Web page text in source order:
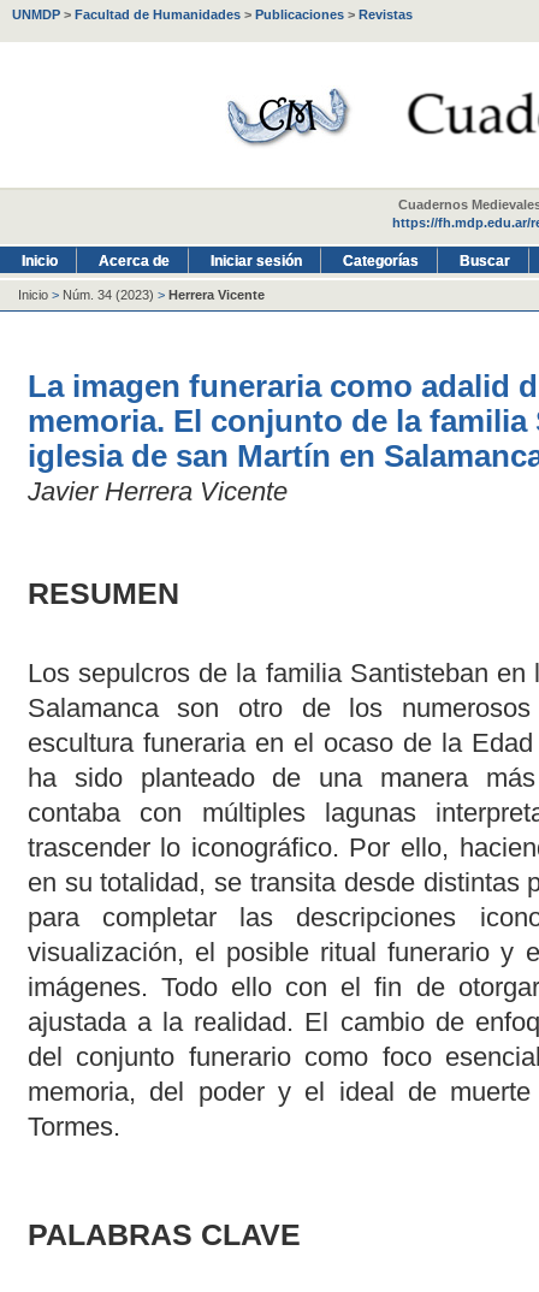
UNMDP > Facultad de Humanidades > Publicaciones > Revistas
Cuadernos
https://fh.mdp.edu.ar/
Inicio Acerca de Iniciar sesión Categorías Buscar
Inicio > Núm. 34 (2023) > Herrera Vicente
La imagen funeraria como adalid
memoria. El conjunto de la familia
iglesia de san Martín en
Javier Herrera Vicente
RESUMEN
Los sepulcros de la familia Santisteban
Salamanca son otro de los
escultura funeraria en el ocaso de la
ha sido planteado de una manera
contaba con múltiples lagunas
trascender lo iconográfico. Por ello,
en su totalidad, se transita desde distintas
para completar las descripciones
visualización, el posible ritual funerario y
imágenes. Todo ello con el fin de
ajustada a la realidad. El cambio de
del conjunto funerario como foco
memoria, del poder y el ideal de
Tormes.
PALABRAS CLAVE